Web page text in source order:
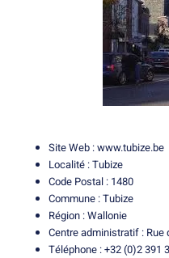
Site Web :www.tubize.be
Localité : Tubize
Code Postal : 1480
Commune : Tubize
Région : Wallonie
Centre administratif : Rue
Téléphone : +32 (0)2 391